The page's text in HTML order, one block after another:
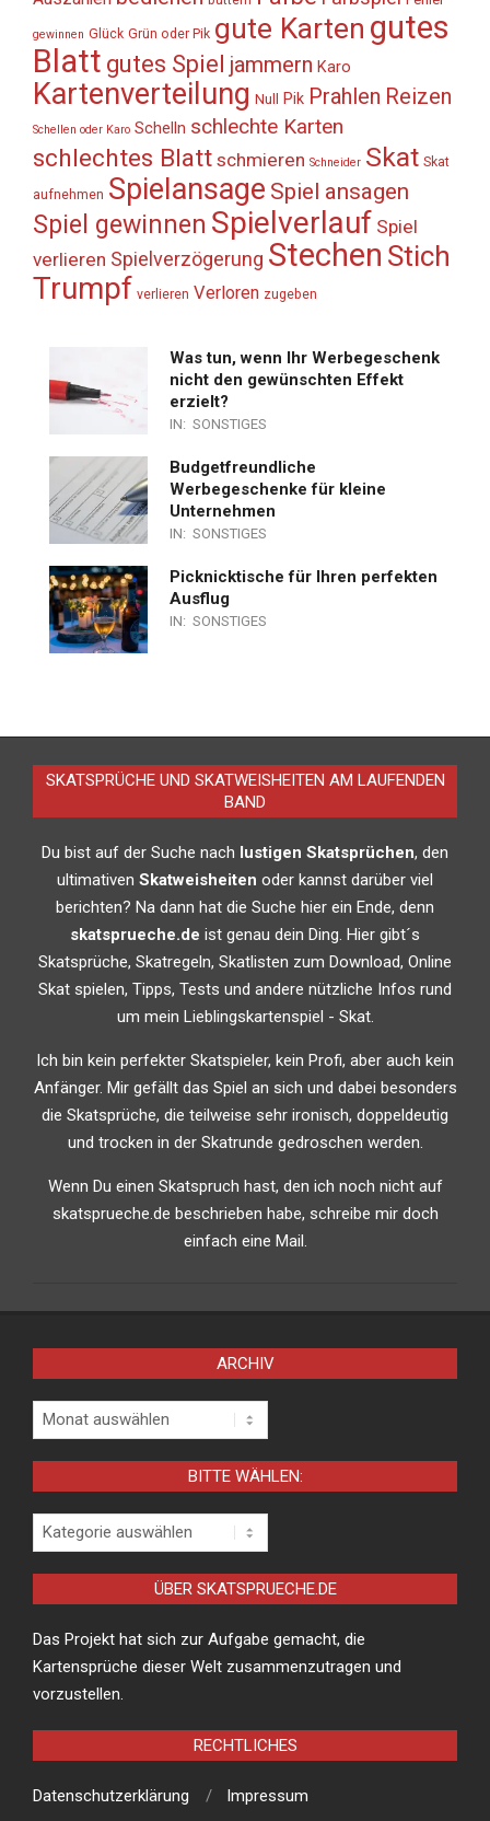
gewinnen Glück Grün oder Pik gute Karten gutes
Blatt gutes Spiel jammern Karo
Kartenverteilung Null Pik Prahlen Reizen
Schellen oder Karo Schelln schlechte Karten
schlechtes Blatt schmieren Schneider Skat Skat
aufnehmen Spielansage Spiel ansagen
Spiel gewinnen Spielverlauf Spiel
verlieren Spielverzögerung Stechen Stich
Trumpf verlieren Verloren zugeben
Was tun, wenn Ihr Werbegeschenk
nicht den gewünschten Effekt
erzielt?
IN: SONSTIGES
Budgetfreundliche
Werbegeschenke für kleine
Unternehmen
IN: SONSTIGES
Picknicktische für Ihren perfekten
Ausflug
IN: SONSTIGES
SKATSPRÜCHE UND SKATWEISHEITEN AM LAUFENDEN
BAND
Du bist auf der Suche nach lustigen Skatsprüchen, den
ultimativen Skatweisheiten oder kannst darüber viel
berichten? Na dann hat die Suche hier ein Ende, denn
skatsprueche.de ist genau dein Ding. Hier gibt´s
Skatsprüche, Skatregeln, Skatlisten zum Download, Online
Skat spielen, Tipps, Tests und andere nützliche Infos rund
um mein Lieblingskartenspiel - Skat.
Ich bin kein perfekter Skatspieler, kein Profi, aber auch kein
Anfänger. Mir gefällt das Spiel an sich und dabei besonders
die Skatsprüche, die teilweise sehr ironisch, doppeldeutig
und trocken in der Skatrunde gedroschen werden.
Wenn Du einen Skatspruch hast, den ich noch nicht auf
skatsprueche.de beschrieben habe, schreibe mir doch
einfach eine Mail.
ARCHIV
Archiv
BITTE WÄHLEN:
Bitte
wählen:
ÜBER SKATSPRUECHE.DE
Das Projekt hat sich zur Aufgabe gemacht, die
Kartensprüche dieser Welt zusammenzutragen und
vorzustellen.
RECHTLICHES
Datenschutzerklärung Impressum